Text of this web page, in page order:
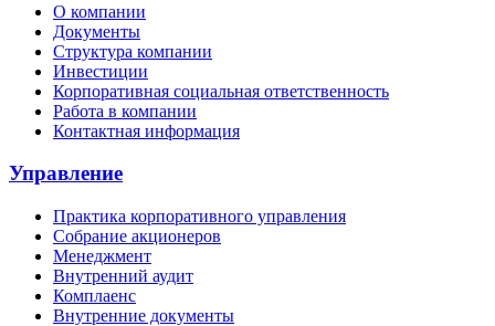
О компании
Документы
Структура компании
Инвестиции
Корпоративная социальная ответственность
Работа в компании
Контактная информация
Управление
Практика корпоративного управления
Собрание акционеров
Менеджмент
Внутренний аудит
Комплаенс
Внутренние документы